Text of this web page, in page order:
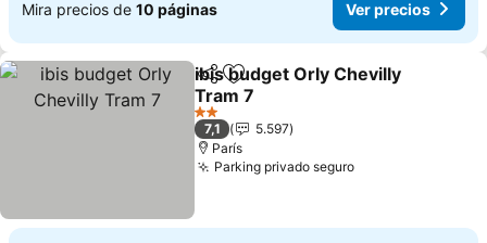
Mira precios de 10 páginas Ver precios
CompartirAgregar a favoritos
ibis budget Orly Chevilly
Tram 7
2 Estrellas
7,1
5.597
París
Parking privado seguro